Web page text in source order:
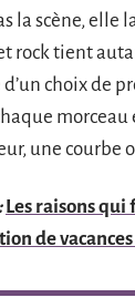
la scène, elle
rock tient
choix de
morceau
une courbe
Les raisons
de